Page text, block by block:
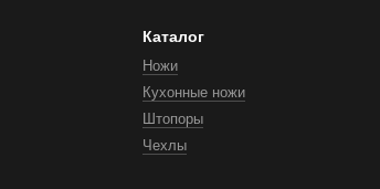
Каталог
Ножи
Кухонные ножи
Штопоры
Чехлы